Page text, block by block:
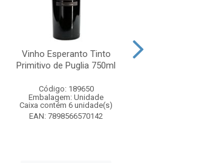
Vinho Esperanto Tinto
Primitivo de Puglia 750ml
Código: 189650
Embalagem: Unidade
Caixa contém 6 unidade(s)
EAN: 7898566570142